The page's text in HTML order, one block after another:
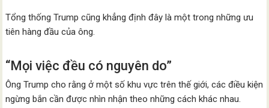
Tổng thống Trump cũng khẳng định đây là một trong những ưu
tiên hàng đầu của ông.
“Mọi việc đều có nguyên do”
Ông Trump cho rằng ở một số khu vực trên thế giới, các điều kiện
ngừng bắn cần được nhìn nhận theo những cách khác nhau.